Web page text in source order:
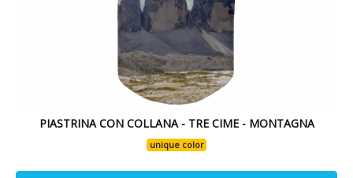
PIASTRINA CON COLLANA - TRE CIME - MONTAGNA
unique color